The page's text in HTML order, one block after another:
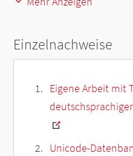
Einzelnachweise
Eigene Arbeit mit
Unicode-